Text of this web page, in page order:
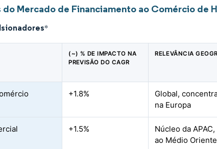
Mercado de Financiamento ao Comércio de
*
(~) % DE IMPACTO NA
PREVISÃO DO CAGR
RELEVÂNCIA
+1.8%
Global,
na Europa
+1.5%
Núcleo da
ao Médio